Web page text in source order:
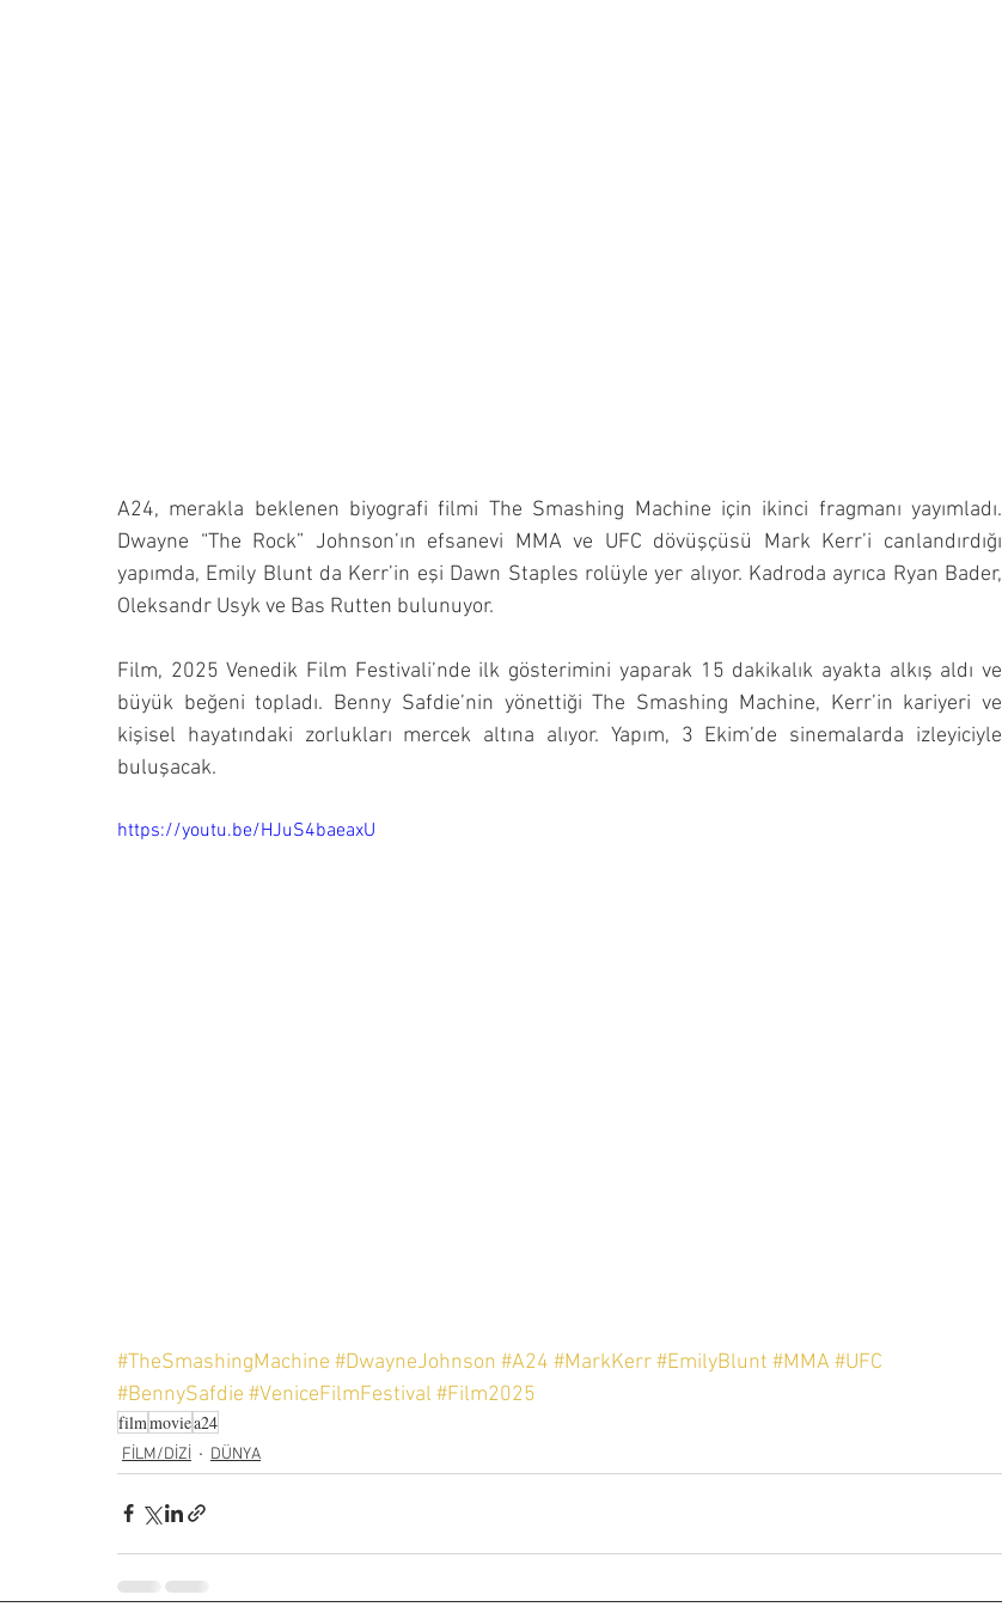
A24, merakla beklenen biyografi filmi The Smashing Machine için ikinci fragmanı yayımladı.
Dwayne “The Rock” Johnson’ın efsanevi MMA ve UFC dövüşçüsü Mark Kerr’i canlandırdığı
yapımda, Emily Blunt da Kerr’in eşi Dawn Staples rolüyle yer alıyor. Kadroda ayrıca Ryan Bader,
Oleksandr Usyk ve Bas Rutten bulunuyor.
Film, 2025 Venedik Film Festivali’nde ilk gösterimini yaparak 15 dakikalık ayakta alkış aldı ve
büyük beğeni topladı. Benny Safdie’nin yönettiği The Smashing Machine, Kerr’in kariyeri ve
kişisel hayatındaki zorlukları mercek altına alıyor. Yapım, 3 Ekim’de sinemalarda izleyiciyle
buluşacak.
https://youtu.be/HJuS4baeaxU
#TheSmashingMachine #DwayneJohnson #A24 #MarkKerr#EmilyBlunt #MMA #UFC
#BennySafdie #VeniceFilmFestival #Film2025
filmmoviea24
FİLM/DİZİ DÜNYA